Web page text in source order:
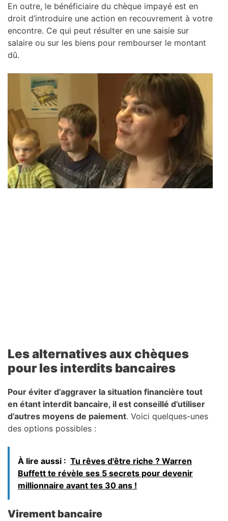
En outre, le bénéficiaire du chèque impayé est en
droit d’introduire une action en recouvrement à votre
encontre. Ce qui peut résulter en une saisie sur
salaire ou sur les biens pour rembourser le montant
dû.
Les alternatives aux chèques
pour les interdits bancaires
Pour éviter d’aggraver la situation financière tout
en étant interdit bancaire, il est conseillé d’utiliser
d’autres moyens de paiement. Voici quelques-unes
des options possibles :
À lire aussi : Tu rêves d'être riche ? Warren
Buffett te révèle ses 5 secrets pour devenir
millionnaire avant tes 30 ans !
Virement bancaire